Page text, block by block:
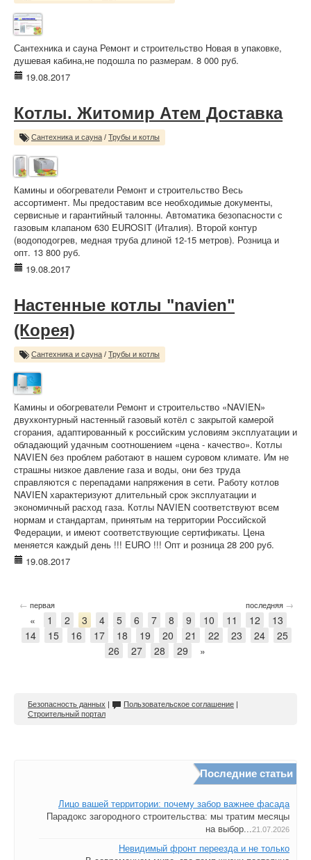
Сантехника и сауна Ремонт и строительство Новая в упаковке,
душевая кабина,не подошла по размерам. 8 000 руб.
19.08.2017
Котлы. Житомир Атем Доставка
Сантехника и сауна / Трубы и котлы
Камины и обогреватели Ремонт и строительство Весь
ассортимент. Мы предоставим все необходимые документы,
сервисные и гарантийный талонны. Автоматика безопасности с
газовым клапаном 630 EUROSIT (Италия). Второй контур
(водоподогрев, медная труба длиной 12-15 метров). Розница и
опт. 13 800 руб.
19.08.2017
Настенные котлы "navien"
(Корея)
Сантехника и сауна / Трубы и котлы
Камины и обогреватели Ремонт и строительство «NAVIEN»
двухконтурный настенный газовый котёл с закрытой камерой
сгорания, адаптированный к российским условиям эксплуатации и
обладающий удачным соотношением «цена - качество». Котлы
NAVIEN без проблем работают в нашем суровом климате. Им не
страшны низкое давление газа и воды, они без труда
справляются с перепадами напряжения в сети. Работу котлов
NAVIEN характеризуют длительный срок эксплуатации и
экономичный расход газа. Котлы NAVIEN соответствуют всем
нормам и стандартам, принятым на территории Российской
Федерации, и имеют соответствующие сертификаты. Цена
меняется каждый день !!! EURO !!! Опт и розница 28 200 руб.
19.08.2017
← первая последняя →
« 1 2 3 4 5 6 7 8 9 10 11 12
13
14
15 16 17 18 19 20 21 22 23 24
25
26
27 28 29 »
Безопасность данных | Пользовательское соглашение |
Строительный портал
Последние статьи
Лицо вашей территории: почему забор важнее фасада
Парадокс загородного строительства: мы тратим месяцы
на выбор...21.07.2026
Невидимый фронт переезда и не только